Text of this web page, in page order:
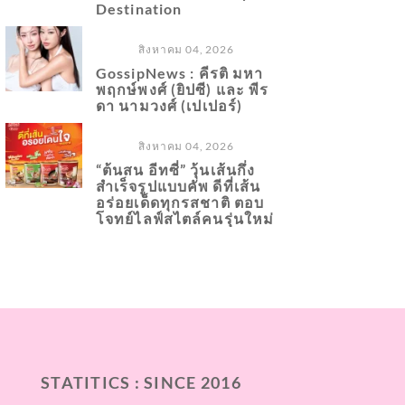
Destination
สิงหาคม 04, 2026
GossipNews : คีรติ มหา
พฤกษ์พงศ์ (ยิปซี) และ พีร
ดา นามวงศ์ (เปเปอร์)
สิงหาคม 04, 2026
“ต้นสน อีทซี่” วุ้นเส้นกึ่ง
สำเร็จรูปแบบคัพ ดีที่เส้น
อร่อยเด็ดทุกรสชาติ ตอบ
โจทย์ไลฟ์สไตล์คนรุ่นใหม่
STATITICS : SINCE 2016